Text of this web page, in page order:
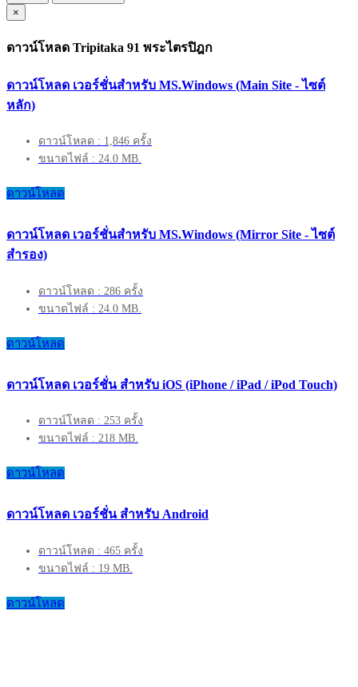
×
ดาวน์โหลด Tripitaka 91 พระไตรปิฎก
ดาวน์โหลด เวอร์ชั่นสำหรับ MS.Windows (Main Site - ไซต์
หลัก)
ดาวน์โหลด : 1,846 ครั้ง
ขนาดไฟล์ : 24.0 MB.
ดาวน์โหลด
ดาวน์โหลด เวอร์ชั่นสำหรับ MS.Windows (Mirror Site - ไซต์
สำรอง)
ดาวน์โหลด : 286 ครั้ง
ขนาดไฟล์ : 24.0 MB.
ดาวน์โหลด
ดาวน์โหลด เวอร์ชั่น สำหรับ iOS (iPhone / iPad / iPod Touch)
ดาวน์โหลด : 253 ครั้ง
ขนาดไฟล์ : 218 MB.
ดาวน์โหลด
ดาวน์โหลด เวอร์ชั่น สำหรับ Android
ดาวน์โหลด : 465 ครั้ง
ขนาดไฟล์ : 19 MB.
ดาวน์โหลด